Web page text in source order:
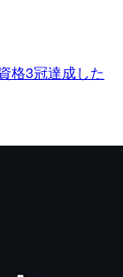
格3冠達成した